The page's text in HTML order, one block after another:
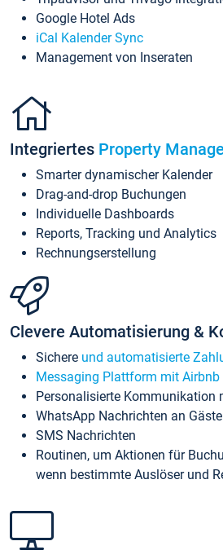
Google Hotel Ads
iCal Kalender Sync
Management von Inseraten
Integriertes Property
Smarter dynamischer Kalender
Drag-and-drop Buchungen
Individuelle Dashboards
Reports, Tracking und Analytics
Rechnungserstellung
Clevere Automatisierung &
Sichere und automatisierte
Messaging Plattform mit
Personalisierte Kommunikation
WhatsApp Nachrichten an Gäste
SMS Nachrichten
Routinen, um Aktionen für
wenn bestimmte Auslöser und